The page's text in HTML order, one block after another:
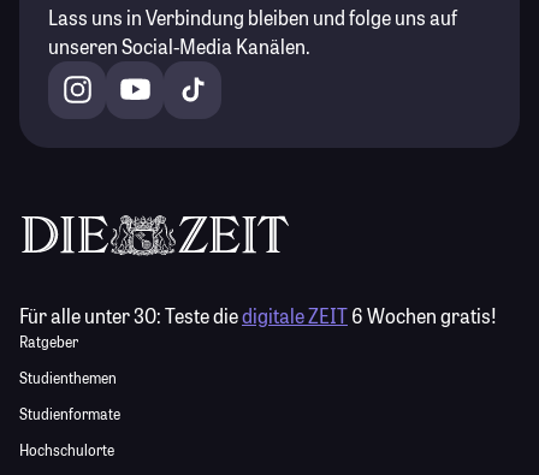
Lass uns in Verbindung bleiben und folge uns auf
unseren Social-Media Kanälen.
Für alle unter 30:Teste diedigitale ZEIT6 Wochen gratis!
Ratgeber
Studienthemen
Studienformate
Hochschulorte